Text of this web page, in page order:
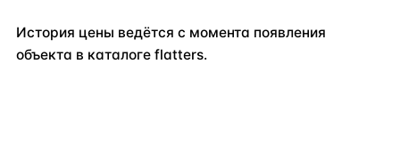
История цены ведётся с момента появления
объекта в каталоге flatters.